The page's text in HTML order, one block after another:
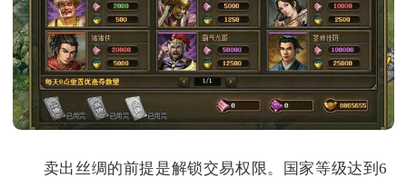
卖出丝绸的前提是解锁交易权限。国家等级达到6